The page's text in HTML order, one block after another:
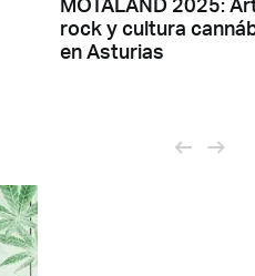
MOTALAND 2025:
rock y cultura
en Asturias